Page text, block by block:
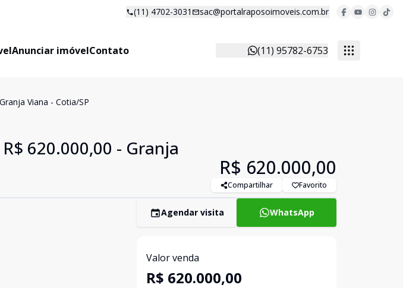
(11) 4702-3031 sac@portalraposoimoveis.com.br
Anunciar imóvelContato (11) 95782-6753
Viana - Cotia/SP
620.000,00 - Granja
R$ 620.000,00
Compartilhar Favorito
Agendar visita WhatsApp
Valor venda
R$ 620.000,00